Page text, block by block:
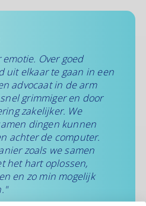
Over goed
uit elkaar te gaan in een
advocaat in de arm
grimmiger en door
zakelijker. We
dingen kunnen
achter de computer.
zoals we samen
het hart oplossen,
en zo min mogelijk